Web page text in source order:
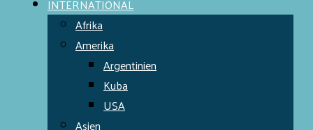
INTERNATIONAL
Afrika
Amerika
Argentinien
Kuba
USA
Asien